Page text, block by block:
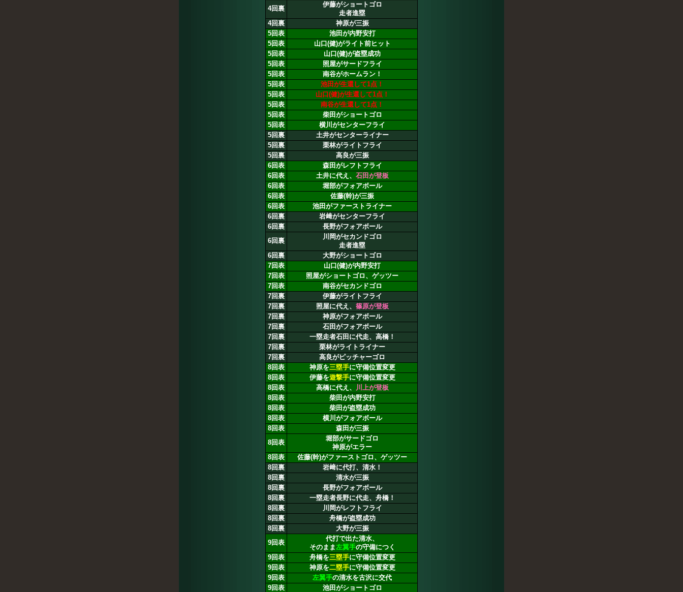
4回裏
伊藤がショートゴロ
走者進塁
4回裏
神原が三振
5回表
池田が内野安打
5回表
山口(健)がライト前ヒット
5回表
山口(健)が盗塁成功
5回表
照屋がサードフライ
5回表
南谷がホームラン！
5回表
池田が生還して1点！
5回表
山口(健)が生還して1点！
5回表
南谷が生還して1点！
5回表
柴田がショートゴロ
5回表
横川がセンターフライ
5回裏
土井がセンターライナー
5回裏
栗林がライトフライ
5回裏
高良が三振
6回表
森田がレフトフライ
6回表
土井に代え、 石田が登板
6回表
堀部がフォアボール
6回表
佐藤(幹)が三振
6回表
池田がファーストライナー
6回裏
岩﨑がセンターフライ
6回裏
長野がフォアボール
6回裏
川岡がセカンドゴロ
走者進塁
6回裏
大野がショートゴロ
7回表
山口(健)が内野安打
7回表
照屋がショートゴロ、ゲッツー
7回表
南谷がセカンドゴロ
7回裏
伊藤がライトフライ
7回裏
照屋に代え、 篠原が登板
7回裏
神原がフォアボール
7回裏
石田がフォアボール
7回裏
一塁走者石田に代走、高橋！
7回裏
栗林がライトライナー
7回裏
高良がピッチャーゴロ
8回表
神原を三塁手に守備位置変更
8回表
伊藤を遊撃手に守備位置変更
8回表
高橋に代え、 川上が登板
8回表
柴田が内野安打
8回表
柴田が盗塁成功
8回表
横川がフォアボール
8回表
森田が三振
8回表
堀部がサードゴロ
神原がエラー
8回表
佐藤(幹)がファーストゴロ、ゲッツー
8回裏
岩﨑に代打、清水！
8回裏
清水が三振
8回裏
長野がフォアボール
8回裏
一塁走者長野に代走、舟橋！
8回裏
川岡がレフトフライ
8回裏
舟橋が盗塁成功
8回裏
大野が三振
9回表
代打で出た清水、
そのまま左翼手の守備につく
9回表
舟橋を三塁手に守備位置変更
9回表
神原を二塁手に守備位置変更
9回表
左翼手の清水を古沢に交代
9回表
池田がショートゴロ